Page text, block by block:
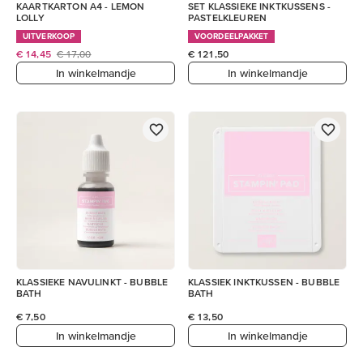
KAARTKARTON A4 - LEMON
LOLLY
UITVERKOOP
€ 14,45 € 17,00
In winkelmandje
SET KLASSIEKE INKTKUSSENS -
PASTELKLEUREN
VOORDEELPAKKET
€ 121,50
In winkelmandje
KLASSIEKE NAVULINKT - BUBBLE
BATH
€ 7,50
In winkelmandje
KLASSIEK INKTKUSSEN - BUBBLE
BATH
€ 13,50
In winkelmandje